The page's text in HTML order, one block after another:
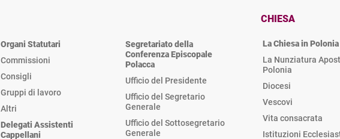
Organi Statutari
Commissioni
Consigli
Gruppi di lavoro
Altri
Delegati Assistenti
Cappellani
Segretariato della
Conferenza Episcopale
Polacca
Ufficio del Presidente
Ufficio del Segretario
Generale
Ufficio del Sottosegretario
Generale
CHIESA
La Chiesa in Polonia
La Nunziatura
Polonia
Diocesi
Vescovi
Vita consacrata
Istituzioni